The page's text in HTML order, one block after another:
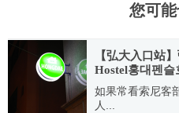
您可
【弘大入口站
Hostel홍대펜슬
Hongdae(高級
如果常看索尼客
人...